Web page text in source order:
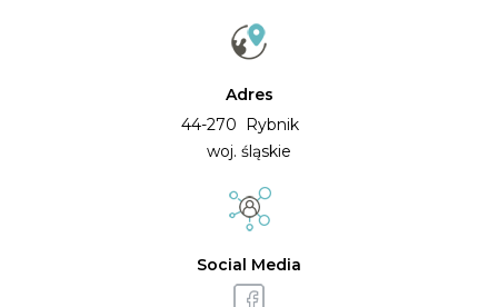
Adres
44-270 Rybnik
woj. śląskie
Social Media